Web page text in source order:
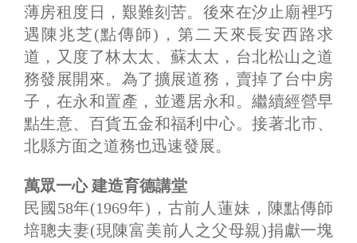
薄房租度日，艱難刻苦。後來在汐止廟裡巧
遇陳兆芝(點傳師)，第二天來長安西路求
道，又度了林太太、蘇太太，台北松山之道
務發展開來。為了擴展道務，賣掉了台中房
子，在永和置產，並遷居永和。繼續經營早
點生意、百貨五金和福利中心。接著北市、
北縣方面之道務也迅速發展。
萬眾一心 建造育德講堂
民國58年(1969年)，古前人蓮妹，陳點傳師
培聰夫妻(現陳富美前人之父母親)捐獻一塊